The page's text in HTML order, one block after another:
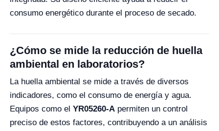
consumo energético durante el proceso de secado.
¿Cómo se mide la reducción de huella
ambiental en laboratorios?
La huella ambiental se mide a través de diversos
indicadores, como el consumo de energía y agua.
Equipos como el YR05260-A permiten un control
preciso de estos factores, contribuyendo a un análisis